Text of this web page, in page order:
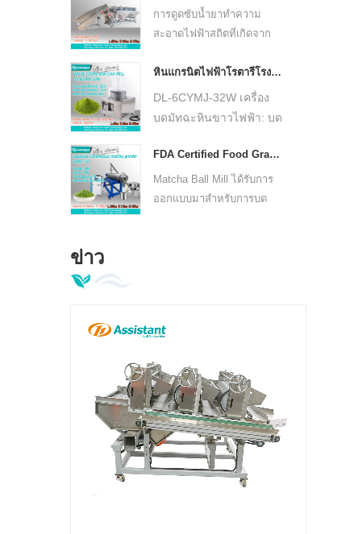
นกาแฟมัทฉะ ร้านน้ำชา
ร้านอาหาร ร้านค้าสัมผัส
ตมัทฉะในปริมาณน้อย
ควบคุมแบบเซอร์โว ซึ่ง
รองรับอุปกรณ์เสริมได้
ในชา เช่น ผม ขนแปรง
ไม้กวาด ขี้เถ้าปุยชา มุง
พลาสติก ตะไบเหล็ก ฯลฯ
การดูดซับน้ำยาทำความ
สะอาดไฟฟ้าสถิตที่เกิดจาก
ดึงสิ่งสกปรกออกจากชา เช่น
เส้นผม ขนแปรงไม้กวาด เถ้า
ปุยชา มุงจาก ผ้าไหมทอถุง
เป็นต้น
หินแกรนิตไฟฟ้าโรตารีโรงสีหินสีขาวเครื่องบดผงมัทฉะ DL-6CYMJ-32W
DL-6CYMJ-32W เครื่อง
บดมัทฉะหินขาวไฟฟ้า: บด
กรัม/ชม. 0.55KW เหมาะ
สำหรับมัทฉะเกรดพรีเมียม
ชุดเล็ก
FDA Certified Food Grade Stainless Steel PLC Controlled Industrial Tea Powder Machine DL-6CQM-40P - COPY - nr1k18
Matcha Ball Mill ได้รับการ
ออกแบบมาสำหรับการบด
ตาข่าย)
ข่าว